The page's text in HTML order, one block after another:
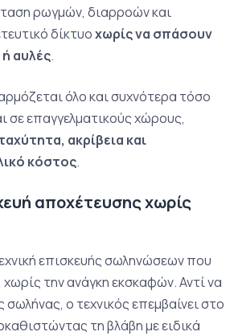
ρωγμών, διαρροών και
δίκτυοχωρίς να σπάσουν
αυλές.
όλο και συχνότερα τόσο
σε επαγγελματικούς χώρους,
ακρίβεια και
κόστος.
αποχέτευσης χωρίς
επισκευής σωληνώσεων που
χωρίς την ανάγκη εκσκαφών. Αντί να
ο τεχνικός επεμβαίνει στο
τη βλάβη με ειδικά